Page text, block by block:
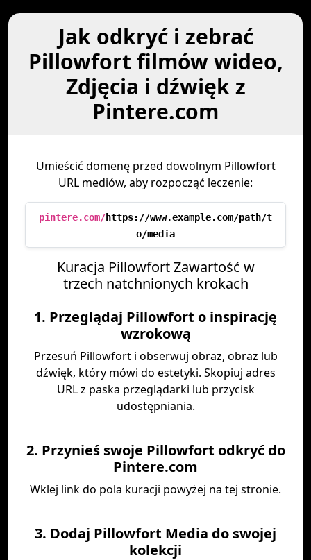
Jak odkryć i zebrać
Pillowfort filmów wideo,
Zdjęcia i dźwięk z
Pintere.com
Umieścić domenę przed dowolnym Pillowfort
URL mediów, aby rozpocząć leczenie:
pintere.com/https://www.example.com/path/t
o/media
Kuracja Pillowfort Zawartość w
trzech natchnionych krokach
1. Przeglądaj Pillowfort o inspirację
wzrokową
Przesuń Pillowfort i obserwuj obraz, obraz lub
dźwięk, który mówi do estetyki. Skopiuj adres
URL z paska przeglądarki lub przycisk
udostępniania.
2. Przynieś swoje Pillowfort odkryć do
Pintere.com
Wklej link do pola kuracji powyżej na tej stronie.
3. Dodaj Pillowfort Media do swojej
kolekcji